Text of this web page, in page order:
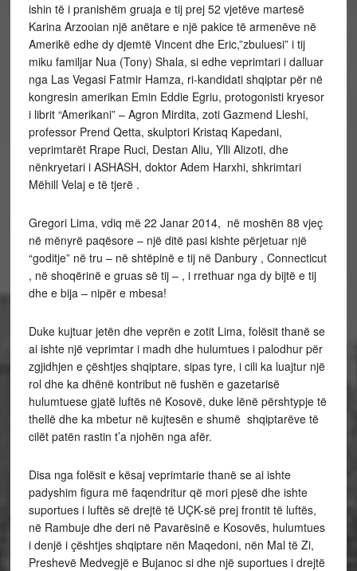
ishin të i pranishëm gruaja e tij prej 52 vjetëve martesë
Karina Arzooian një anëtare e një pakice të armenëve në
Amerikë edhe dy djemtë Vincent dhe Eric,”zbuluesi” i tij
miku familjar Nua (Tony) Shala, si edhe veprimtari i dalluar
nga Las Vegasi Fatmir Hamza, ri-kandidati shqiptar për në
kongresin amerikan Emin Eddie Egriu, protogonisti kryesor
i librit “Amerikani” – Agron Mirdita, zoti Gazmend Lleshi,
professor Prend Qetta, skulptori Kristaq Kapedani,
veprimtarët Rrape Ruci, Destan Aliu, Ylli Alizoti, dhe
nënkryetari i ASHASH, doktor Adem Harxhi, shkrimtari
Mëhill Velaj e të tjerë .
Gregori Lima, vdiq më 22 Janar 2014, në moshën 88 vjeç
në mënyrë paqësore – një ditë pasi kishte përjetuar një
“goditje” në tru – në shtëpinë e tij në Danbury , Connecticut
, në shoqërinë e gruas së tij – , i rrethuar nga dy bijtë e tij
dhe e bija – nipër e mbesa!
Duke kujtuar jetën dhe veprën e zotit Lima, folësit thanë se
ai ishte një veprimtar i madh dhe hulumtues i palodhur për
zgjidhjen e çështjes shqiptare, sipas tyre, i cili ka luajtur një
rol dhe ka dhënë kontribut në fushën e gazetarisë
hulumtuese gjatë luftës në Kosovë, duke lënë përshtypje të
thellë dhe ka mbetur në kujtesën e shumë shqiptarëve të
cilët patën rastin t’a njohën nga afër.
Disa nga folësit e kësaj veprimtarie thanë se ai ishte
padyshim figura më faqendritur që mori pjesë dhe ishte
suportues i luftës së drejtë të UÇK-së prej frontit të luftës,
në Rambuje dhe deri në Pavarësinë e Kosovës, hulumtues
i denjë i çështjes shqiptare nën Maqedoni, nën Mal të Zi,
Preshevë Medvegjë e Bujanoc si dhe një suportues i drejtë